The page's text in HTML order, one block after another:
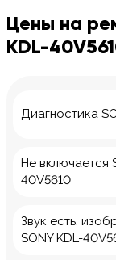
Цены на
KDL-
Диагностика
Не включается
40V5610
Звук есть,
SONY KDL-